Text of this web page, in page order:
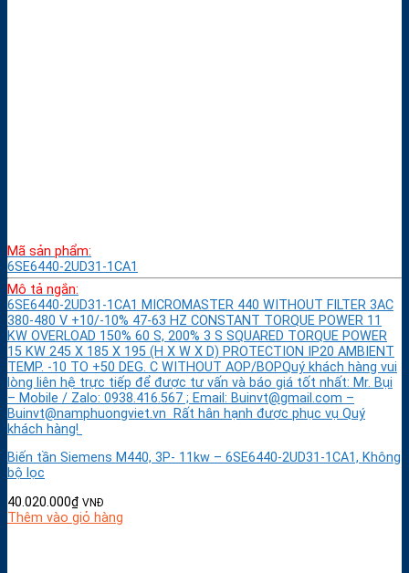
Mã sản phẩm:
6SE6440-2UD31-1CA1
Mô tả ngắn:
6SE6440-2UD31-1CA1 MICROMASTER 440 WITHOUT FILTER 3AC
380-480 V +10/-10% 47-63 HZ CONSTANT TORQUE POWER 11
KW OVERLOAD 150% 60 S, 200% 3 S SQUARED TORQUE POWER
15 KW 245 X 185 X 195 (H X W X D) PROTECTION IP20 AMBIENT
TEMP. -10 TO +50 DEG. C WITHOUT AOP/BOPQuý khách hàng vui
lòng liên hệ trực tiếp để được tư vấn và báo giá tốt nhất: Mr. Bụi
– Mobile / Zalo: 0938.416.567 ; Email: Buinvt@gmail.com –
Buinvt@namphuongviet.vn Rất hân hạnh được phục vụ Quý
khách hàng!
Biến tần Siemens M440, 3P- 11kw – 6SE6440-2UD31-1CA1, Không
bộ lọc
40.020.000₫ VNĐ
Thêm vào giỏ hàng